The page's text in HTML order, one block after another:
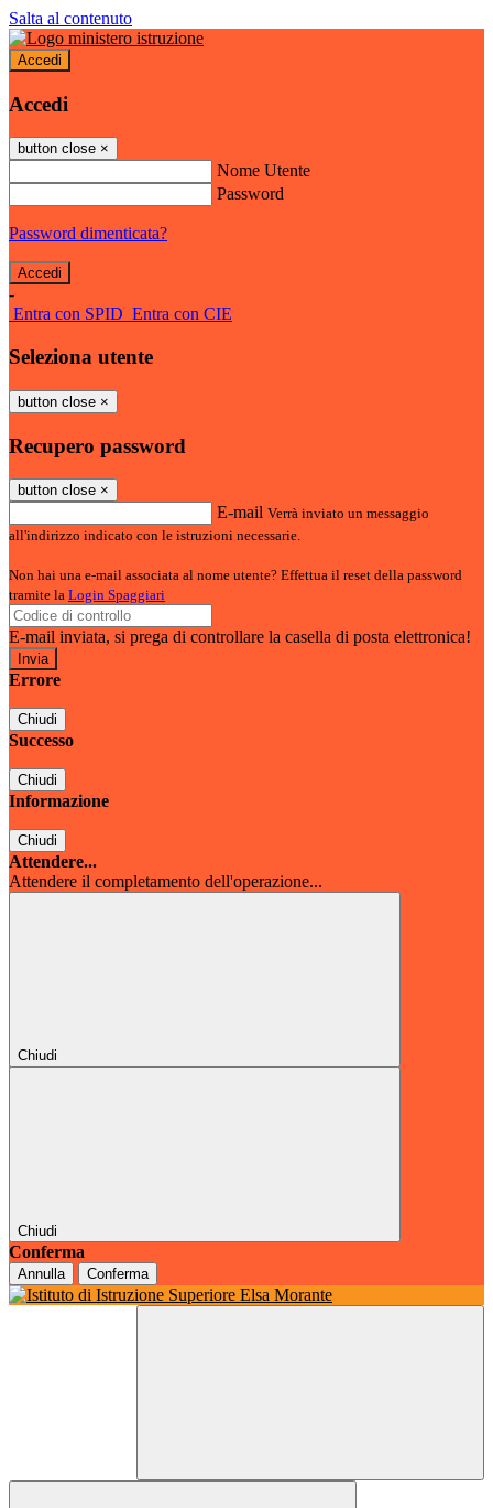
Salta al contenuto
Accedi
Accedi
button close ×
Nome Utente
Password
Password dimenticata?
-
Entra con SPID Entra con CIE
Seleziona utente
button close ×
Recupero password
button close ×
E-mail Verrà inviato un messaggio
all'indirizzo indicato con le istruzioni necessarie.
Non hai una e-mail associata al nome utente? Effettua il reset della password
tramite la Login Spaggiari
E-mail inviata, si prega di controllare la casella di posta elettronica!
Errore
Chiudi
Successo
Chiudi
Informazione
Chiudi
Attendere...
Attendere il completamento dell'operazione...
Chiudi
Chiudi
Conferma
Annulla Conferma